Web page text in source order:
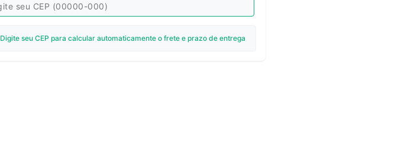
Digite seu CEP para calcular automaticamente o frete e prazo de entrega